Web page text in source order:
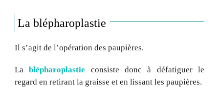
La blépharoplastie
Il s’agit de l’opération des paupières.
Lablépharoplastie consiste donc à défatiguer le
regard en retirant la graisse et en lissant les paupières.